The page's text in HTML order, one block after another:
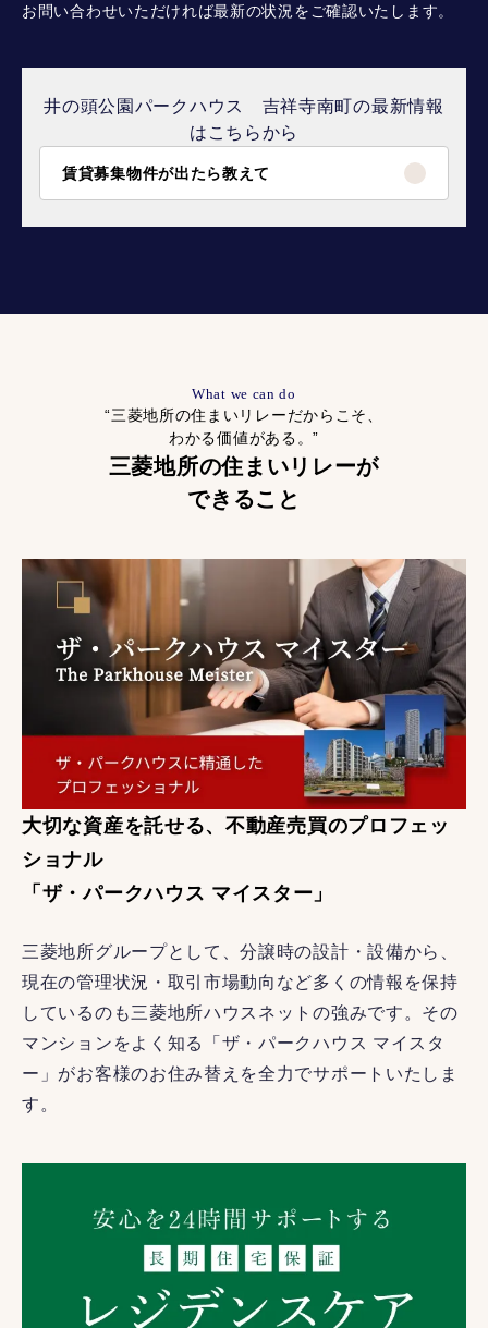
お問い合わせいただければ最新の状況をご確認いたします。
井の頭公園パークハウス 吉祥寺南町の最新情報
はこちらから
賃貸募集物件が出たら教えて
What we can do
“三菱地所の住まいリレーだからこそ、
わかる価値がある。”
三菱地所の住まいリレーが
できること
大切な資産を託せる、不動産売買のプロフェッ
ショナル
「ザ・パークハウス マイスター」
三菱地所グループとして、分譲時の設計・設備から、
現在の管理状況・取引市場動向など多くの情報を保持
しているのも三菱地所ハウスネットの強みです。その
マンションをよく知る「ザ・パークハウス マイスタ
ー」がお客様のお住み替えを全力でサポートいたしま
す。